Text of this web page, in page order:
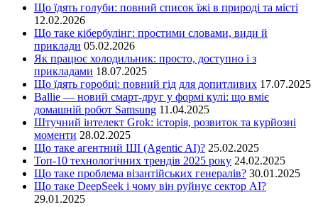
Що їдять голуби: повний список їжі в природі та місті
12.02.2026
Що таке кібербулінг: простими словами, види й
приклади 05.02.2026
Як працює холодильник: просто, доступно і з
прикладами 18.07.2025
Що їдять горобці: повний гід для допитливих 17.07.2025
Ballie — новий смарт-друг у формі кулі: що вміє
домашній робот Samsung 11.04.2025
Штучний інтелект Grok: історія, розвиток та курйозні
моменти 28.02.2025
Що таке агентний ШІ (Agentic AI)? 25.02.2025
Топ-10 технологічних трендів 2025 року 24.02.2025
Що таке проблема візантійських генералів? 30.01.2025
Що таке DeepSeek і чому він руйнує сектор АІ?
29.01.2025